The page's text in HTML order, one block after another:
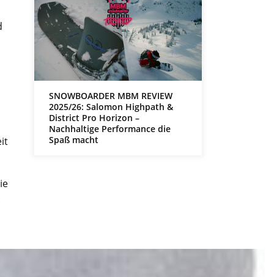
SNOWBOARDER MBM REVIEW
2025/26: Salomon Highpath &
District Pro Horizon –
Nachhaltige Performance die
Spaß macht